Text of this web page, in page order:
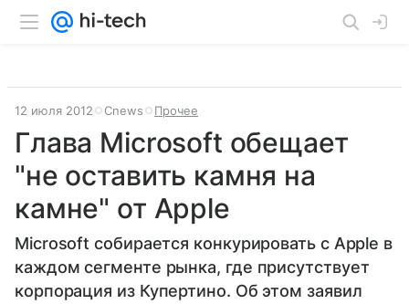
12 июля 2012 Cnews Прочее
Глава Microsoft обещает
"не оставить камня на
камне" от Apple
Microsoft собирается конкурировать с Apple в
каждом сегменте рынка, где присутствует
корпорация из Купертино. Об этом заявил